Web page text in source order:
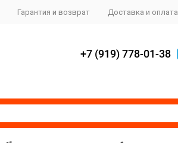
Гарантия и возврат Доставка и оплата
+7 (919) 778-01-38